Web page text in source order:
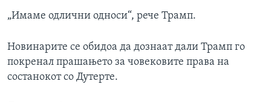
„Имаме одлични односи“, рече Трамп.
Новинарите се обидоа да дознаат дали Трамп го
покренал прашањето за човековите права на
состанокот со Дутерте.